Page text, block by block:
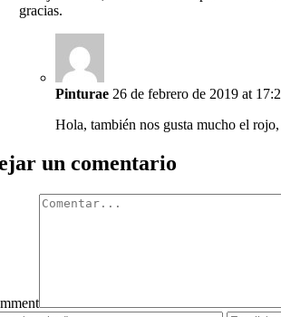
gracias.
Pinturae 26 de febrero de 2019 at
Hola, también nos gusta mucho el
un comentario